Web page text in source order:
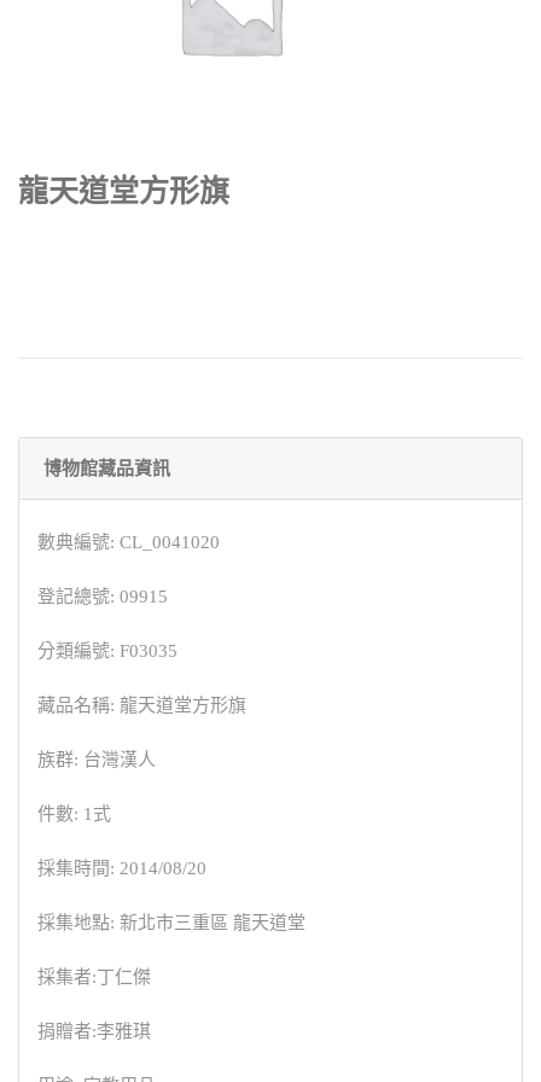
龍天道堂方形旗
博物館藏品資訊
數典編號: CL_0041020
登記總號: 09915
分類編號: F03035
藏品名稱: 龍天道堂方形旗
族群: 台灣漢人
件數: 1式
採集時間: 2014/08/20
採集地點: 新北市三重區 龍天道堂
採集者:丁仁傑
捐贈者:李雅琪